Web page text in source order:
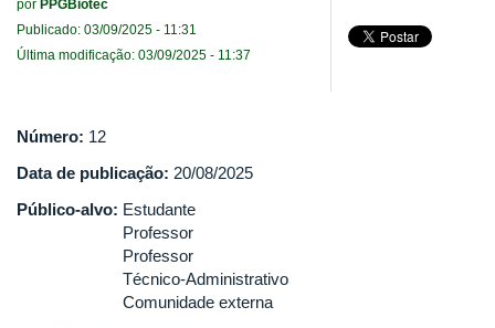
por PPGBiotec
Publicado: 03/09/2025 - 11:31
Última modificação: 03/09/2025 - 11:37
Número: 12
Data de publicação: 20/08/2025
Público-alvo: Estudante
Professor
Professor
Técnico-Administrativo
Comunidade externa